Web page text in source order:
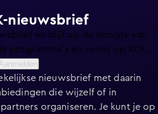
nieuwsbrief
en blijf op de hoogte van
programma’s en series op KIJK.
nieuwsbrief met daarin
die wijzelf of in
organiseren. Je kunt je op